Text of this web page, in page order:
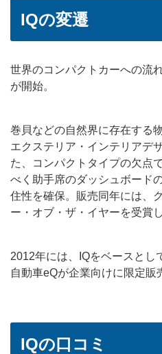
IQの変遷
世界のコンパクトカーへの流
が開始。
巻貝などの自然界に存在する
エクステリア・インテリアデ
た、コンパクトタイプの欠点
べく助手席のダッシュボード
住性を確保。販売同年には、
ー・オブ・ザ・イヤーを受賞
2012年には、IQをベースとし
自動車eQが企業向けに限定販
IQの口コミ